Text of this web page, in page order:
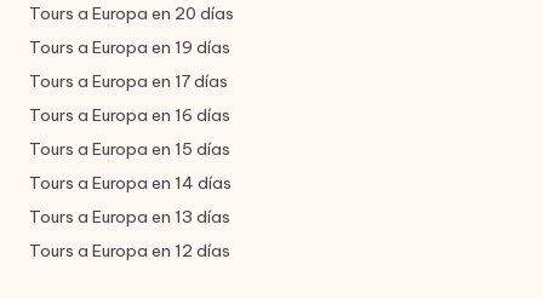
Tours a Europa en 20 días
Tours a Europa en 19 días
Tours a Europa en 17 días
Tours a Europa en 16 días
Tours a Europa en 15 días
Tours a Europa en 14 días
Tours a Europa en 13 días
Tours a Europa en 12 días